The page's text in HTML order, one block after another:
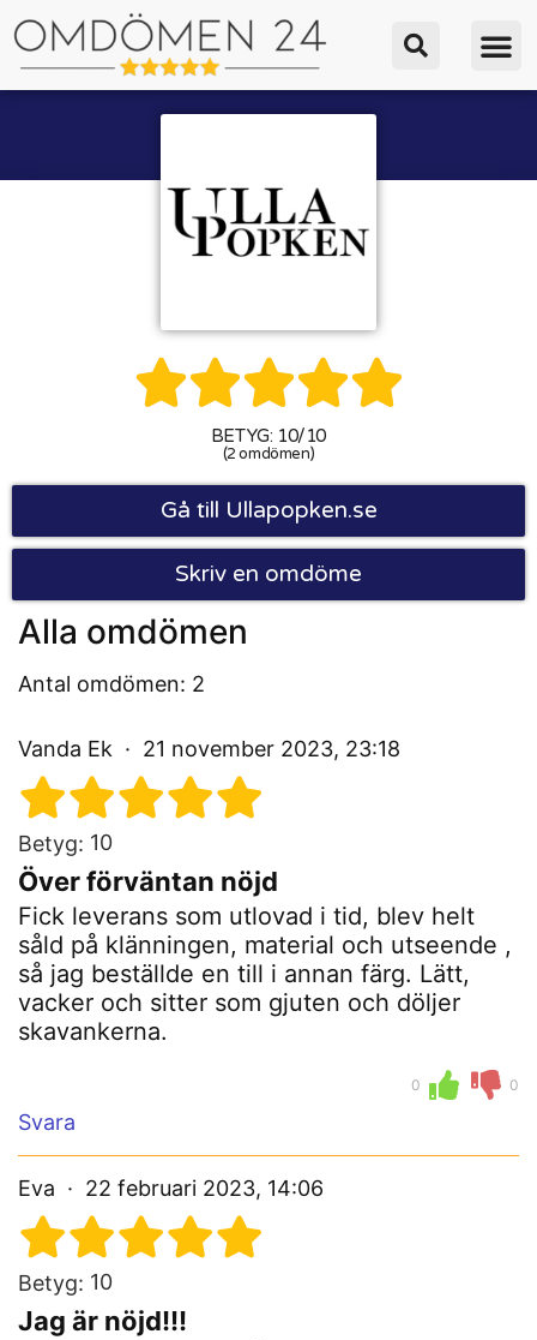

BETYG: 10/10
(2 omdömen)
Gå till Ullapopken.se
Skriv en omdöme
Alla omdömen
Antal omdömen: 2
Vanda Ek 21 november 2023, 23:18
Betyg: 10
Över förväntan nöjd
Fick leverans som utlovad i tid, blev helt
såld på klänningen, material och utseende ,
så jag beställde en till i annan färg. Lätt,
vacker och sitter som gjuten och döljer
skavankerna.
0 0
Svara
Eva 22 februari 2023, 14:06
Betyg: 10
Jag är nöjd!!!